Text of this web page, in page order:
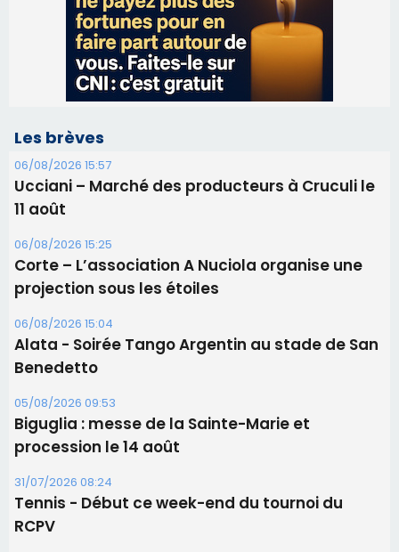
Ucciani – Marché des producteurs à Cruculi le
06/08/2026 15:25
Corte – L’association A Nuciola organise une
06/08/2026 15:04
Alata - Soirée Tango Argentin au stade de San
Benedetto
05/08/2026 09:53
Biguglia : messe de la Sainte-Marie et
procession le 14 août
31/07/2026 08:24
Tennis - Début ce week-end du tournoi du
RCPV
31/07/2026 08:22
82ème anniversaire de la disparition du
Commandant Antoine de Saint Exupery
Les plus lus